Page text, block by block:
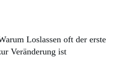
Loslassen oft der erste
Veränderung ist